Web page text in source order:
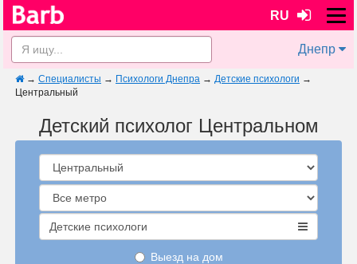
RU
Днепр
→ Специалисты → Психологи Днепра → Детские психологи →
Центральный
Детский психолог Центральном
Детские психологи
Выезд на дом